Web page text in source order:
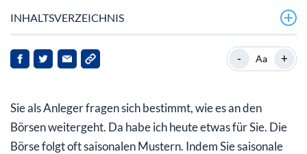
INHALTSVERZEICHNIS
Zusammenfassung der Durchschnittsrenditen und
Gewinnwahrscheinlichkeiten im September:
- Aa +
Sie als Anleger fragen sich bestimmt, wie es an den
Börsen weitergeht. Da habe ich heute etwas für Sie. Die
Börse folgt oft saisonalen Mustern. Indem Sie saisonale